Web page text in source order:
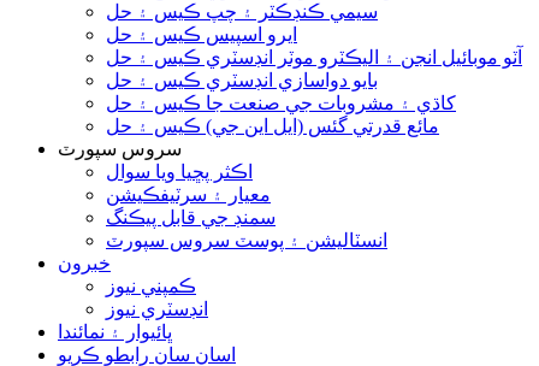
سيمي ڪنڊڪٽر ۽ چپ ڪيس ۽ حل
ايرو اسپيس ڪيس ۽ حل
آٽو موبائيل انجن ۽ اليڪٽرو موٽر انڊسٽري ڪيس ۽ حل
بايو دواسازي انڊسٽري ڪيس ۽ حل
کاڌي ۽ مشروبات جي صنعت جا ڪيس ۽ حل
مائع قدرتي گئس (ايل اين جي) ڪيس ۽ حل
سروس سپورٽ
اڪثر پڇيا ويا سوال
معيار ۽ سرٽيفڪيشن
سمنڊ جي قابل پيڪنگ
انسٽاليشن ۽ پوسٽ سروس سپورٽ
خبرون
ڪمپني نيوز
انڊسٽري نيوز
ڀائيوار ۽ نمائندا
اسان سان رابطو ڪريو